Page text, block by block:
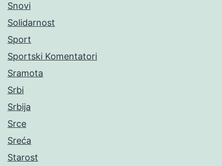
Snovi
Solidarnost
Sport
Sportski Komentatori
Sramota
Srbi
Srbija
Srce
Sreća
Starost